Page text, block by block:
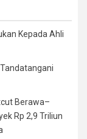
Kepada Ahli
Berawa–
Rp 2,9 Triliun